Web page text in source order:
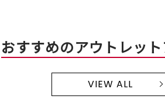
おすすめのアウトレッ
VIEW ALL